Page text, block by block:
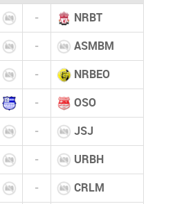
- NRBT
- ASMBM
- NRBEO
- OSO
- JSJ
- URBH
- CRLM